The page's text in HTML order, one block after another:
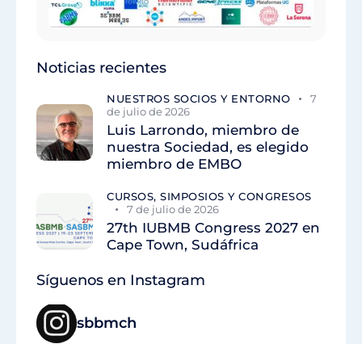
Noticias recientes
NUESTROS SOCIOS Y ENTORNO
7
de julio de 2026
Luis Larrondo, miembro de
nuestra Sociedad, es elegido
miembro de EMBO
CURSOS, SIMPOSIOS Y CONGRESOS
7 de julio de 2026
27th IUBMB Congress 2027 en
Cape Town, Sudáfrica
Síguenos en Instagram
sbbmch